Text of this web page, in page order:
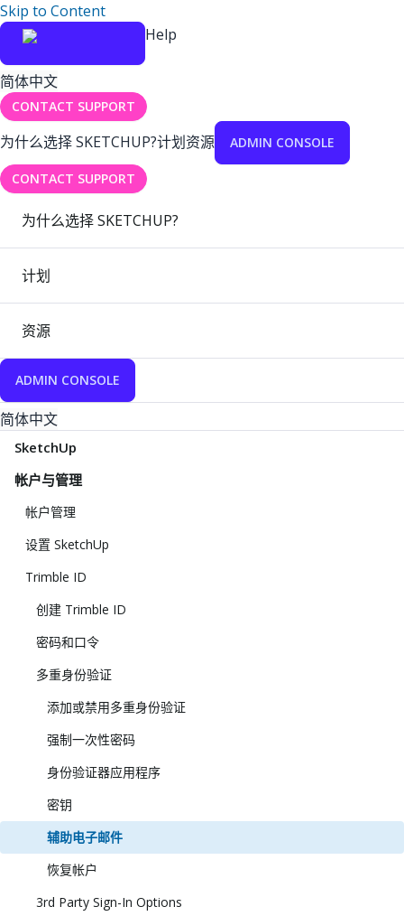
Skip to Content
Help
简体中文
CONTACT SUPPORT
为什么选择 SKETCHUP?计划资源 ADMIN CONSOLE
CONTACT SUPPORT
为什么选择 SKETCHUP?
计划
资源
ADMIN CONSOLE
简体中文
SketchUp
帐户与管理
帐户管理
设置 SketchUp
Trimble ID
创建 Trimble ID
密码和口令
多重身份验证
添加或禁用多重身份验证
强制一次性密码
身份验证器应用程序
密钥
辅助电子邮件
恢复帐户
3rd Party Sign-In Options